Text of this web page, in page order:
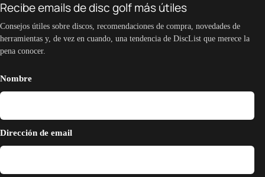
Recibe emails de disc golf más útiles
Consejos útiles sobre discos, recomendaciones de compra, novedades de
herramientas y, de vez en cuando, una tendencia de DiscList que merece la
pena conocer.
Nombre
Dirección de email